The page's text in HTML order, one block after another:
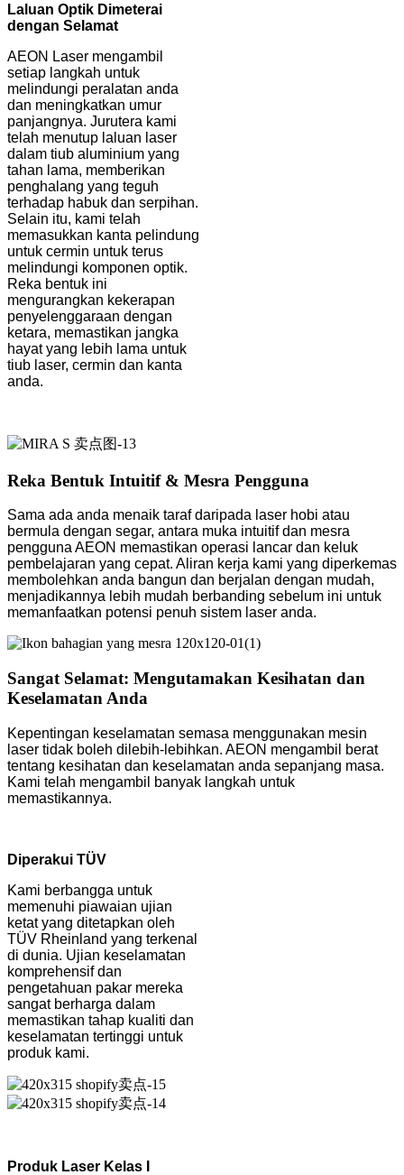
Laluan Optik Dimeterai
dengan Selamat
AEON Laser mengambil
setiap langkah untuk
melindungi peralatan anda
dan meningkatkan umur
panjangnya. Jurutera kami
telah menutup laluan laser
dalam tiub aluminium yang
tahan lama, memberikan
penghalang yang teguh
terhadap habuk dan serpihan.
Selain itu, kami telah
memasukkan kanta pelindung
untuk cermin untuk terus
melindungi komponen optik.
Reka bentuk ini
mengurangkan kekerapan
penyelenggaraan dengan
ketara, memastikan jangka
hayat yang lebih lama untuk
tiub laser, cermin dan kanta
anda.
Reka Bentuk Intuitif & Mesra Pengguna
Sama ada anda menaik taraf daripada laser hobi atau
bermula dengan segar, antara muka intuitif dan mesra
pengguna AEON memastikan operasi lancar dan keluk
pembelajaran yang cepat. Aliran kerja kami yang diperkemas
membolehkan anda bangun dan berjalan dengan mudah,
menjadikannya lebih mudah berbanding sebelum ini untuk
memanfaatkan potensi penuh sistem laser anda.
Sangat Selamat: Mengutamakan Kesihatan dan
Keselamatan Anda
Kepentingan keselamatan semasa menggunakan mesin
laser tidak boleh dilebih-lebihkan. AEON mengambil berat
tentang kesihatan dan keselamatan anda sepanjang masa.
Kami telah mengambil banyak langkah untuk
memastikannya.
Diperakui TÜV
Kami berbangga untuk
memenuhi piawaian ujian
ketat yang ditetapkan oleh
TÜV Rheinland yang terkenal
di dunia. Ujian keselamatan
komprehensif dan
pengetahuan pakar mereka
sangat berharga dalam
memastikan tahap kualiti dan
keselamatan tertinggi untuk
produk kami.
Produk Laser Kelas I